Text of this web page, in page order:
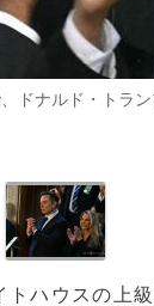
ドナルド・トラ
トハウスの上